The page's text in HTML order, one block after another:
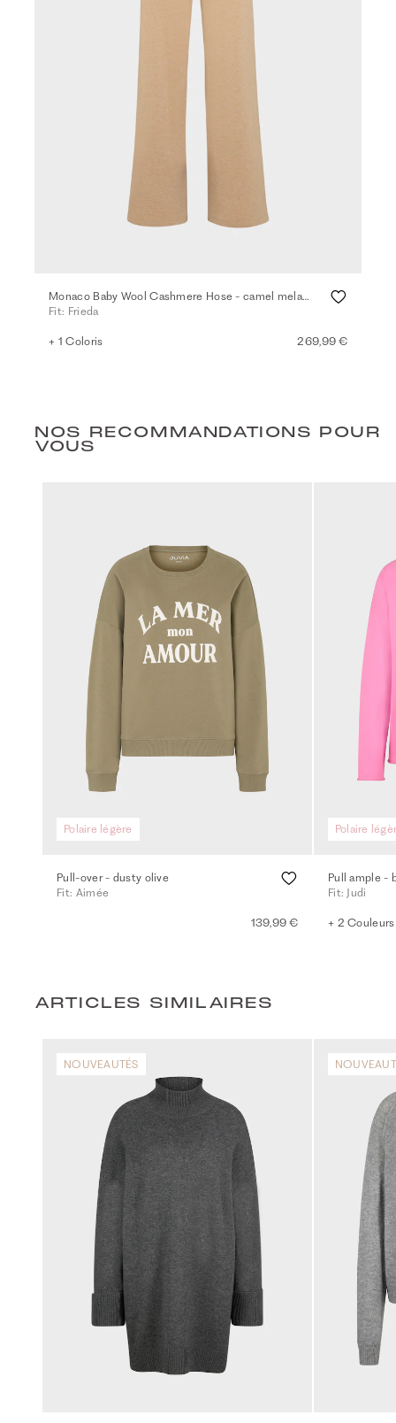
Monaco Baby Wool Cashmere Hose - camel melange
Fit: Frieda
+ 1 Coloris 269,99 €
NOS RECOMMANDATIONS POUR
VOUS
Polaire légère
Pull-over - dusty olive
Fit: Aimée
139,99 €
Polaire
Pull ample -
Fit: Judi
+ 2 Couleurs
ARTICLES SIMILAIRES
NOUVEAUTÉS